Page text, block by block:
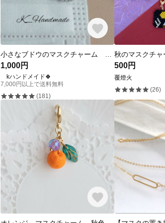
1,000円
kハンドメイド🍀
7,000円以上で送料無料
(181)
500円
覆燈火
(26)